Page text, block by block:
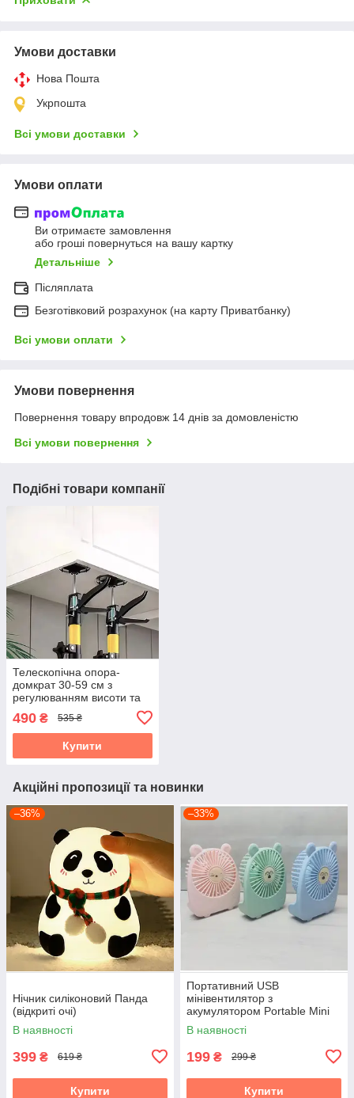
Умови доставки
Нова Пошта
Укрпошта
Всі умови доставки
Умови оплати
Ви отримаєте замовлення
або гроші повернуться на вашу картку
Детальніше
Післяплата
Безготівковий розрахунок (на карту Приватбанку)
Всі умови оплати
Умови повернення
Повернення товару впродовж 14 днів за домовленістю
Всі умови повернення
Подібні товари компанії
Телескопічна опора-
домкрат 30-59 см з
регулюванням висоти та
490 ₴ 535 ₴
Купити
Акційні пропозиції та новинки
–36%
Нічник силіконовий Панда
(відкриті очі)
В наявності
399 ₴ 619 ₴
Купити
–33%
Портативний USB
мінівентилятор з
акумулятором Portable Mini
Fan (настільний)
В наявності
199 ₴ 299 ₴
Купити